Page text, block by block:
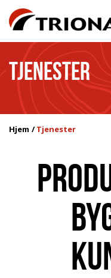
TJENESTER
Hjem Tjenester